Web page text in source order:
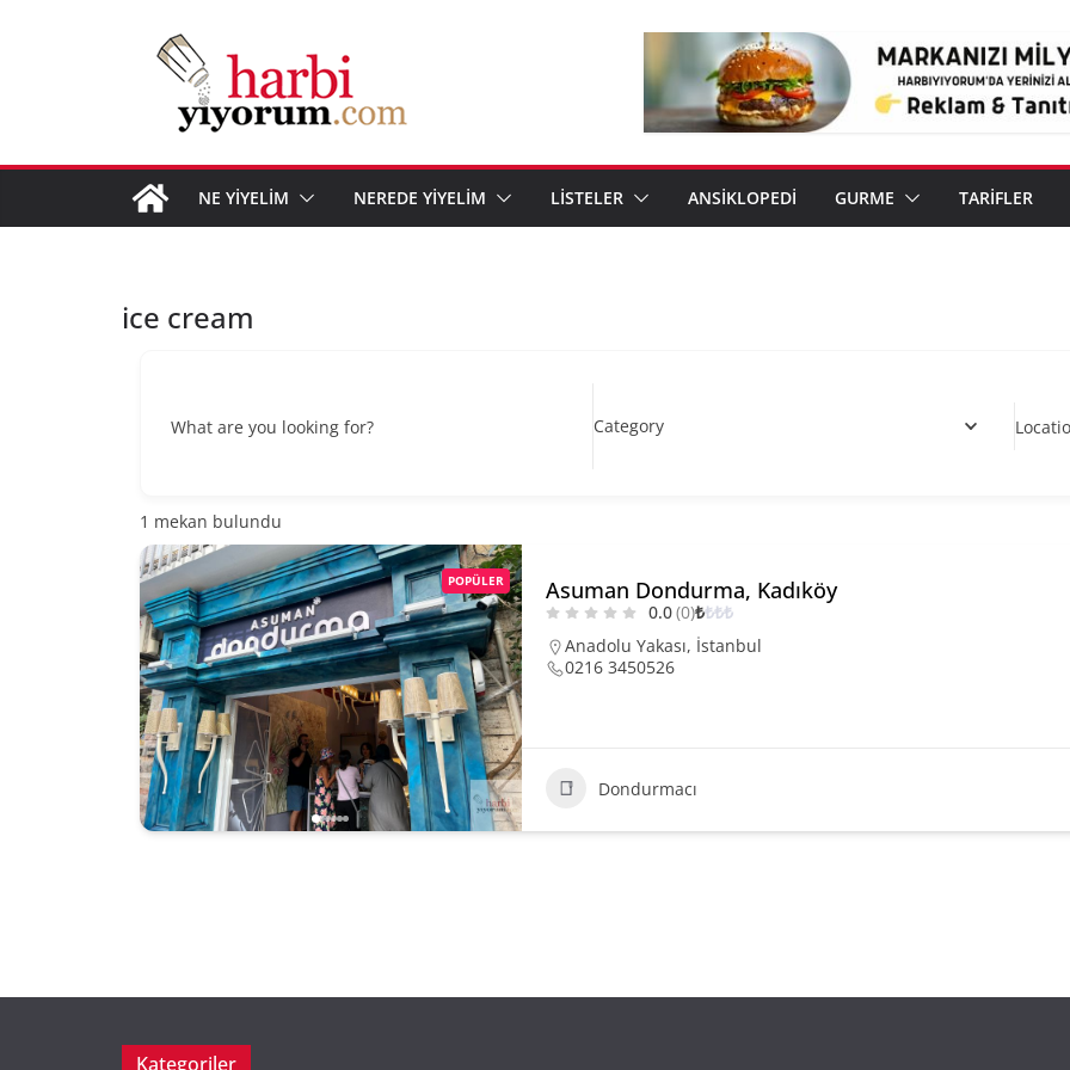
NE YİYELİM NEREDE YİYELİM LİSTELER ANSİKLOPEDİ GURME TARİFLER
ice cream
What are you looking for? Category
1 mekan bulundu
POPÜLER Asuman Dondurma, Kadıköy
0.0(0)₺₺₺₺
Anadolu Yakası, İstanbul
0216 3450526
Dondurmacı
Kategoriler